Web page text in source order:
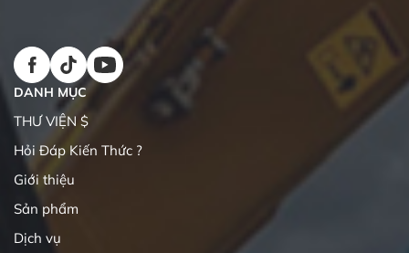
DANH MỤC
THƯ VIỆN $
Hỏi Đáp Kiến Thức ?
Giới thiệu
Sản phẩm
Dịch vụ